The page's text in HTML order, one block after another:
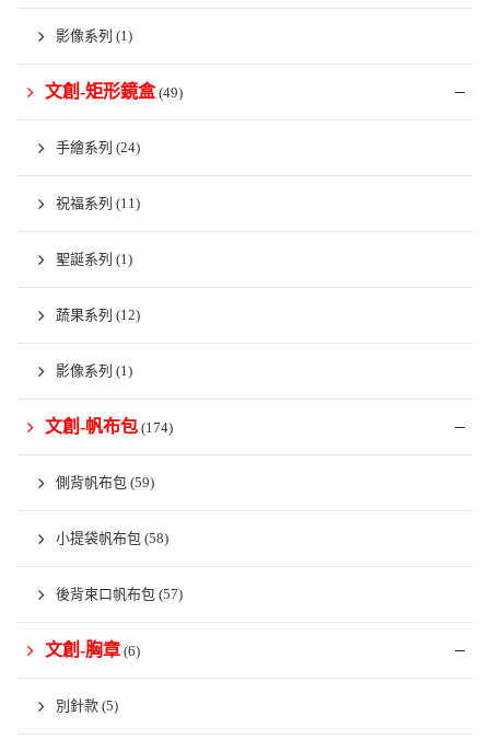
影像系列 (1)
文創-矩形鏡盒 (49)
手繪系列 (24)
祝福系列 (11)
聖誕系列 (1)
蔬果系列 (12)
影像系列 (1)
文創-帆布包 (174)
側背帆布包 (59)
小提袋帆布包 (58)
後背束口帆布包 (57)
文創-胸章 (6)
別針款 (5)